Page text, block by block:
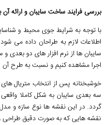
بررسی فرایند ساخت سایبان و ارائه آن
با توجه به شرایط جوی محیط و
اطلاعات لازم به طراحان داده می
سایبان ها از نرم افزار های دو
اجرا مشاهده کنیم و نسبت به طرح آن
خوشبختانه پس از انتخاب متریال
سه بعدی سایبان به شکل کاملا
گردد. در این نقشه ها نوع سازه و
نقشه هایی که به صورت دقیق طراحی و